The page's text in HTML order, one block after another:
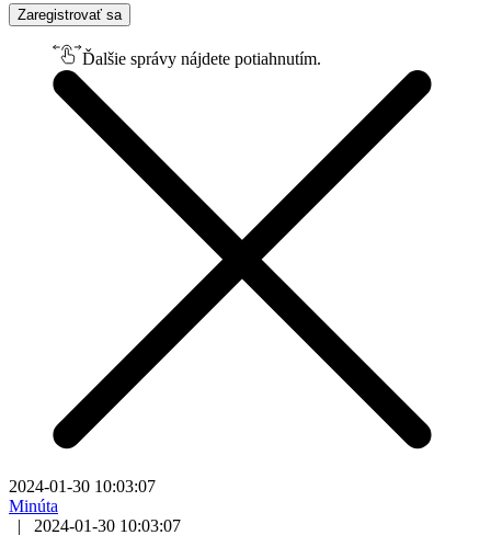
Zaregistrovať sa
Ďalšie správy nájdete potiahnutím.
2024-01-30 10:03:07
Minúta
|
2024-01-30 10:03:07